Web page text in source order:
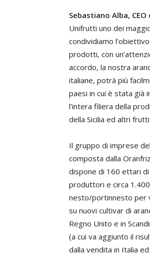
Sebastiano Alba,
Unifrutti uno dei
condividiamo
prodotti, con
accordo, la nostra
italiane, potrà più
paesi in cui è stata già
l’intera filiera della
della Sicilia ed altri
Il gruppo di imprese
composta dalla
dispone di 160 ettari
produttori e circa
nesto/portinnesto per
su nuovi cultivar di
Regno Unito e in
(a cui va aggiunto il
dalla vendita in Italia